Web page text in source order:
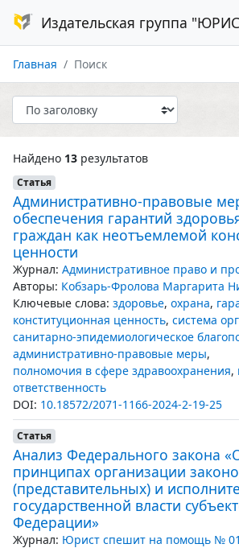
Издательская группа
Главная Поиск
Найдено 13 результатов
Статья
Административно-правовые
обеспечения гарантий
граждан как неотъемлемой
ценности
Журнал: Административное право и
Авторы: Кобзарь-Фролова Маргарита
Ключевые слова: здоровье, охрана,
конституционная ценность, система
санитарно-эпидемиологическое
административно-правовые меры,
полномочия в сфере здравоохранения,
ответственность
DOI: 10.18572/2071-1166-2024-2-19-25
Статья
Анализ Федерального закона
принципах организации
(представительных) и
государственной власти
Федерации»
Журнал: Юрист спешит на помощь №